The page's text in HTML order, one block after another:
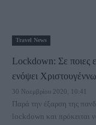
Travel News
Lockdown: Σε ποιες
ενόψει
30 Νοεμβρίου 2020, 10:41
Παρά την έξαρση της
lockdown και πρόκειται